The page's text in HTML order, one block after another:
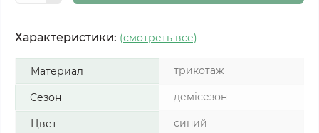
Характеристики: (смотреть все)
Материал трикотаж
Сезон демісезон
Цвет синий